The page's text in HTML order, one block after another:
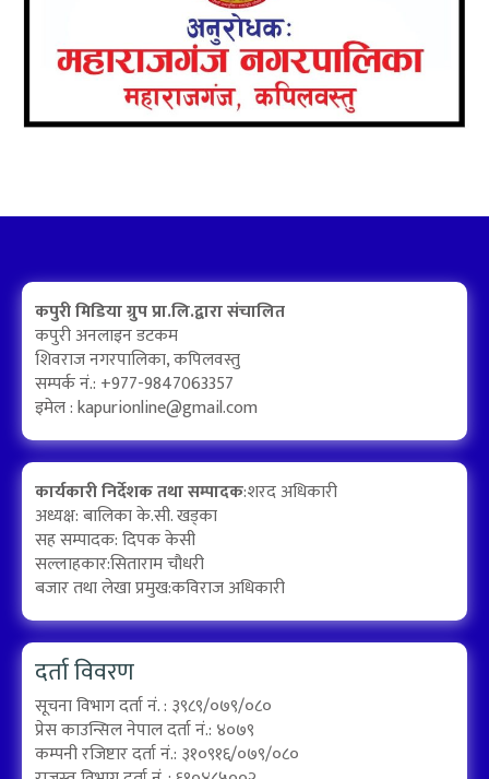
कपुरी मिडिया ग्रुप प्रा.लि.द्वारा संचालित
कपुरी अनलाइन डटकम
शिवराज नगरपालिका, कपिलवस्तु
सम्पर्क नं.: +977-9847063357
इमेल :kapurionline@gmail.com
कार्यकारी निर्देशक तथा सम्पादक:शरद अधिकारी
अध्यक्ष: बालिका के.सी. खड्का
सह सम्पादक: दिपक केसी
सल्लाहकार:सिताराम चौधरी
बजार तथा लेखा प्रमुख:कविराज अधिकारी
दर्ता विवरण
सूचना विभाग दर्ता नं. : ३९८९/०७९/०८०
प्रेस काउन्सिल नेपाल दर्ता नं.: ४०७९
कम्पनी रजिष्टार दर्ता नं.: ३१०९१६/०७९/०८०